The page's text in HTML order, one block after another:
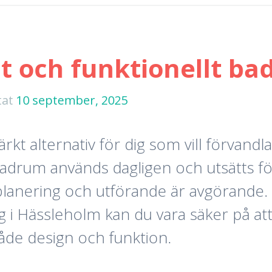
och funktionellt
10 september, 2025
alternativ för dig som vill
används dagligen och utsätts
och utförande är
Hässleholm kan du vara säker på
design och funktion.